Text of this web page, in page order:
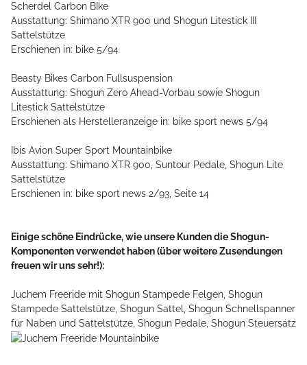
Scherdel Carbon BIke
Ausstattung: Shimano XTR 900 und Shogun Litestick III
Sattelstütze
Erschienen in: bike 5/94
Beasty Bikes Carbon Fullsuspension
Ausstattung: Shogun Zero Ahead-Vorbau sowie Shogun
Litestick Sattelstütze
Erschienen als Herstelleranzeige in: bike sport news 5/94
Ibis Avion Super Sport Mountainbike
Ausstattung: Shimano XTR 900, Suntour Pedale, Shogun Lite
Sattelstütze
Erschienen in: bike sport news 2/93, Seite 14
Einige schöne Eindrücke, wie unsere Kunden die Shogun-
Komponenten verwendet haben (über weitere Zusendungen
freuen wir uns sehr!):
Juchem Freeride mit Shogun Stampede Felgen, Shogun
Stampede Sattelstütze, Shogun Sattel, Shogun Schnellspanner
für Naben und Sattelstütze, Shogun Pedale, Shogun Steuersatz